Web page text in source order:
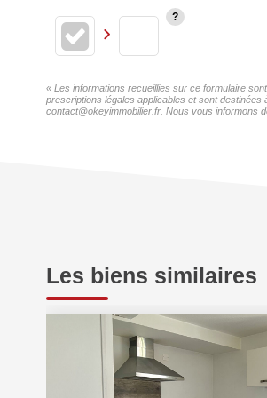
« Les informations recueillies sur ce formulaire
prescriptions légales applicables et sont
contact@okeyimmobilier.fr. Nous vous informons
Les biens similaires